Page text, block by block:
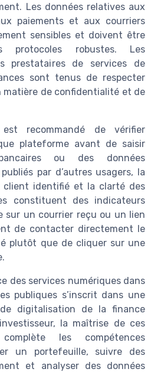
Les données relatives aux
paiements et aux courriers
sensibles et doivent être
protocoles robustes. Les
prestataires de services de
sont tenus de respecter
matière de confidentialité et de
recommandé de vérifier
plateforme avant de saisir
ou des données
par d’autres usagers, la
client identifié et la clarté des
constituent des indicateurs
sur un courrier reçu ou un lien
de contacter directement le
plutôt que de cliquer sur une
des services numériques dans
publiques s’inscrit dans une
digitalisation de la finance
la maîtrise de ces
les compétences
un portefeuille, suivre des
et analyser des données